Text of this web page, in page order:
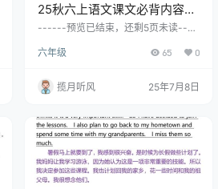
25秋六上语文课文必背内容背
诵闯关表7页
------预览已结束，还剩5页未读----
档
六年级 65 0
揽月听风 25年7月8日